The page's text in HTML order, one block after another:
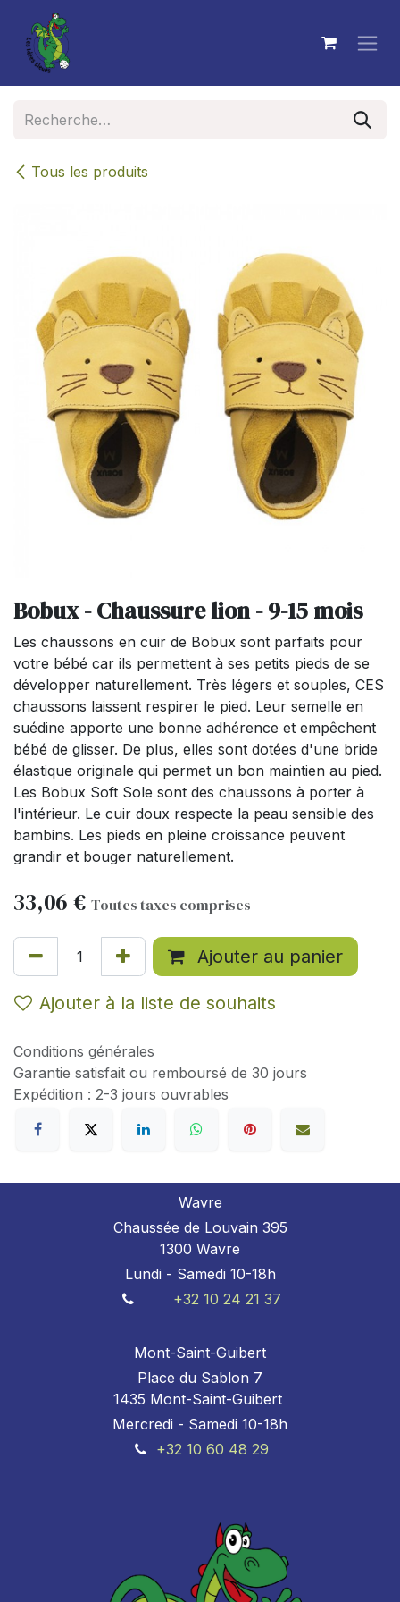
Se rendre au contenu
Tous les produits
Bobux - Chaussure lion - 9-15 mois
Les chaussons en cuir de Bobux sont parfaits pour
votre bébé car ils permettent à ses petits pieds de se
développer naturellement. Très légers et souples, CES
chaussons laissent respirer le pied. Leur semelle en
suédine apporte une bonne adhérence et empêchent
bébé de glisser. De plus, elles sont dotées d'une bride
élastique originale qui permet un bon maintien au pied.
Les Bobux Soft Sole sont des chaussons à porter à
l'intérieur. Le cuir doux respecte la peau sensible des
bambins. Les pieds en pleine croissance peuvent
grandir et bouger naturellement.
33,06 € Toutes taxes comprises
Ajouter au panier
Ajouter à la liste de souhaits
Conditions générales
Garantie satisfait ou remboursé de 30 jours
Expédition : 2-3 jours ouvrables
Wavre
Chaussée de Louvain 395
1300 Wavre
Lundi - Samedi 10-18h
+32 10 24 21 37
Mont-Saint-Guibert
Place du Sablon 7
1435 Mont-Saint-Guibert
Mercredi - Samedi 10-18h
+32 10 60 48 29